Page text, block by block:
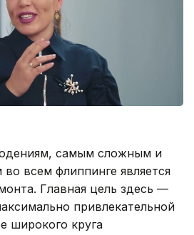
самым сложным и
всем флиппинге является
Главная цель здесь —
привлекательной
широкого круга